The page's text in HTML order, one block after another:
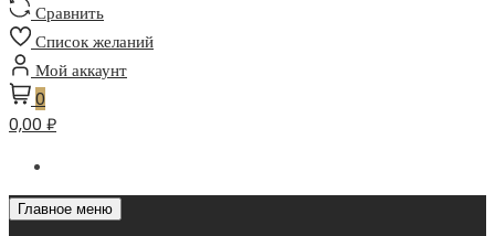
Сравнить
Список желаний
Мой аккаунт
0
0,00 ₽
Главное меню